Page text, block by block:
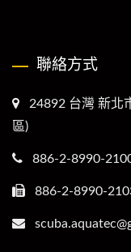
聯絡方式
24892 台灣 新北
區)
886-2-8990-
886-2-8990-